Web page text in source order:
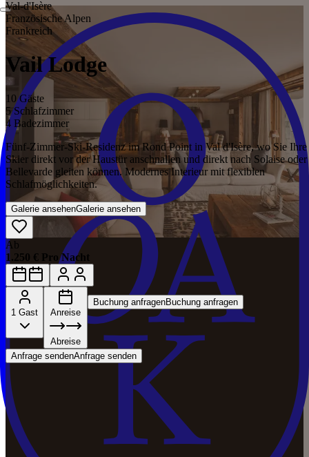
Val‑d'Isère
Französische Alpen
Frankreich
Vail Lodge
10 Gäste
5 Schlafzimmer
4 Badezimmer
Fünf-Zimmer-Ski-Residenz im Rond Point in Val d'Isère, wo Sie Ihre
Skier direkt vor der Haustür anschnallen und direkt nach Solaise oder
Bellevarde gleiten können. Modernes Interieur mit flexiblen
Schlafmöglichkeiten.
Galerie ansehenGalerie ansehen
Ab
1.250 € Pro Nacht
1 Gast Anreise
Abreise
Buchung anfragenBuchung anfragen
Anfrage sendenAnfrage senden